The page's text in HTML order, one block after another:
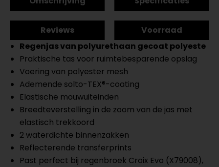
Reviews
Voorraad
Regenjas van polyurethaan gecoat polyeste
Praktische tas voor ruimtebesparende opslag
Voering van polyester mesh
Ademende solto-TEX®-coating
Elastische mouwuiteinden
Breedteverstelling in de zoom van de jas met
elastisch trekkoord
2 waterdichte binnenzakken
Reflecterende transferprints
Past perfect bij regenbroek Croix Evo (X79008),